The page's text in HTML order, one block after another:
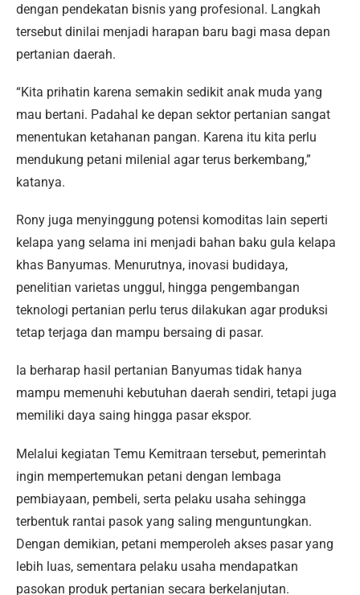
dengan pendekatan bisnis yang profesional. Langkah
tersebut dinilai menjadi harapan baru bagi masa depan
pertanian daerah.
“Kita prihatin karena semakin sedikit anak muda yang
mau bertani. Padahal ke depan sektor pertanian sangat
menentukan ketahanan pangan. Karena itu kita perlu
mendukung petani milenial agar terus berkembang,”
katanya.
Rony juga menyinggung potensi komoditas lain seperti
kelapa yang selama ini menjadi bahan baku gula kelapa
khas Banyumas. Menurutnya, inovasi budidaya,
penelitian varietas unggul, hingga pengembangan
teknologi pertanian perlu terus dilakukan agar produksi
tetap terjaga dan mampu bersaing di pasar.
Ia berharap hasil pertanian Banyumas tidak hanya
mampu memenuhi kebutuhan daerah sendiri, tetapi juga
memiliki daya saing hingga pasar ekspor.
Melalui kegiatan Temu Kemitraan tersebut, pemerintah
ingin mempertemukan petani dengan lembaga
pembiayaan, pembeli, serta pelaku usaha sehingga
terbentuk rantai pasok yang saling menguntungkan.
Dengan demikian, petani memperoleh akses pasar yang
lebih luas, sementara pelaku usaha mendapatkan
pasokan produk pertanian secara berkelanjutan.